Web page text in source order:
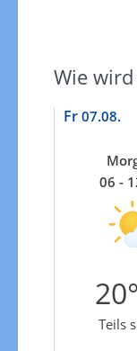
Wie
Fr 07.08.
06 -
20°
Teils